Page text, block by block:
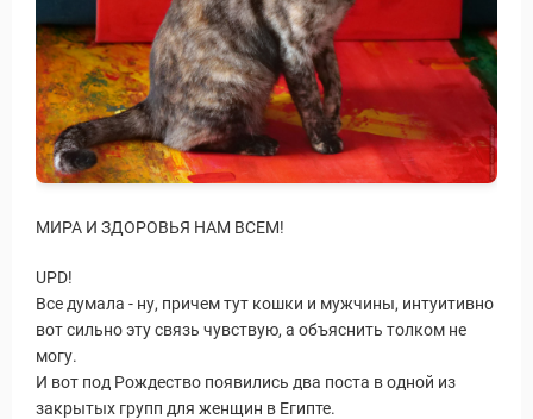
МИРА И ЗДОРОВЬЯ НАМ ВСЕМ!
UPD!
Все думала - ну, причем тут кошки и мужчины, интуитивно
вот сильно эту связь чувствую, а объяснить толком не
могу.
И вот под Рождество появились два поста в одной из
закрытых групп для женщин в Египте.